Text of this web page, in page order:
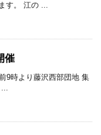
す。 江の ...
催
9時より藤沢西部団地 集